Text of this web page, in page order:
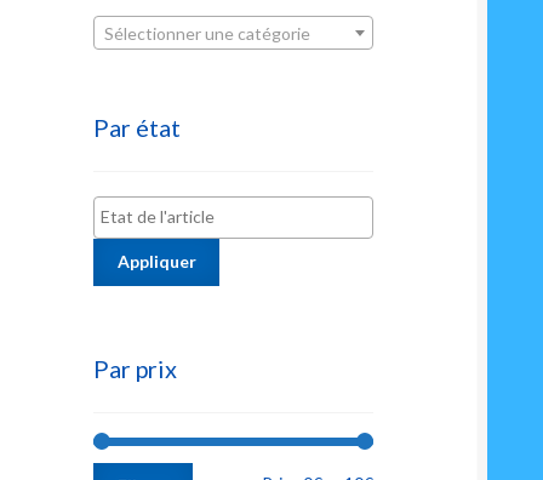
Sélectionner une catégorie
Par état
Appliquer
Par prix